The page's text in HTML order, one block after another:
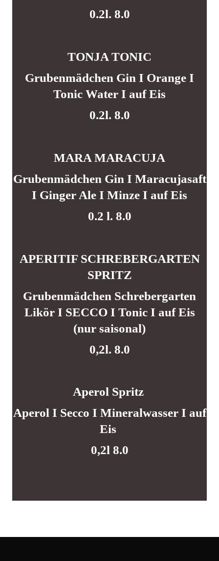
0.2l. 8.0
TONJA TONIC
Grubenmädchen Gin I Orange I
Tonic Water I auf Eis
0.2l. 8.0
MARA MARACUJA
Grubenmädchen Gin I Maracujasaft
I Ginger Ale I Minze I auf Eis
0.2 l. 8.0
APERITIF SCHREBERGARTEN
SPRITZ
Grubenmädchen Schrebergarten
Likör I SECCO I Tonic I auf Eis
(nur saisonal)
0,2l. 8.0
Aperol Spritz
Aperol I Secco I Mineralwasser I auf
Eis
0,2l 8.0